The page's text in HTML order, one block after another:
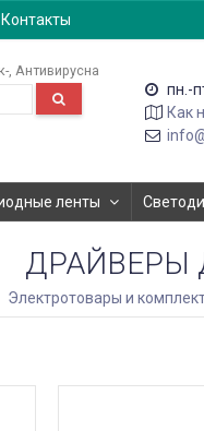
Контакты
Антивирусна
пн.-
Как
ленты
ДРАЙВЕРЫ
Электротовары и